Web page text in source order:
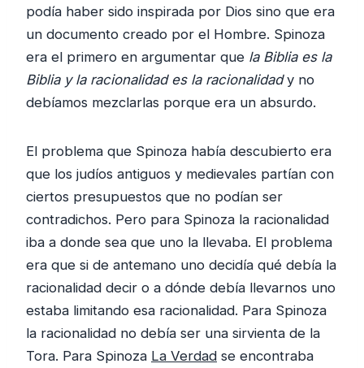
podía haber sido inspirada por Dios sino que era
un documento creado por el Hombre. Spinoza
era el primero en argumentar que la Biblia es la
Biblia y la racionalidad es la racionalidady no
debíamos mezclarlas porque era un absurdo.
El problema que Spinoza había descubierto era
que los judíos antiguos y medievales partían con
ciertos presupuestos que no podían ser
contradichos. Pero para Spinoza la racionalidad
iba a donde sea que uno la llevaba. El problema
era que si de antemano uno decidía qué debía la
racionalidad decir o a dónde debía llevarnos uno
estaba limitando esa racionalidad. Para Spinoza
la racionalidad no debía ser una sirvienta de la
Tora. Para Spinoza La Verdad se encontraba